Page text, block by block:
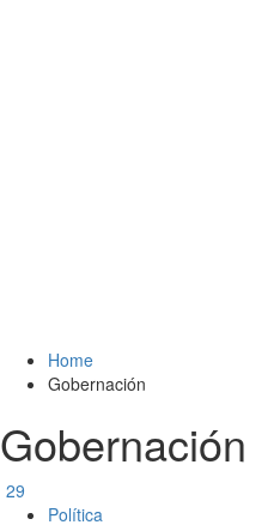
Home
Gobernación
Gobernación
29
Política